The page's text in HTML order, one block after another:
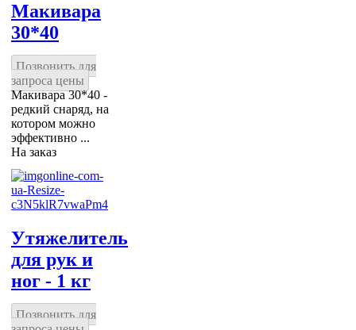
Макивара
30*40
Позвонить для
запроса цены
Макивара 30*40 -
редкий снаряд, на
котором можно
эффективно ...
На заказ
Утяжелитель
для рук и
ног - 1 кг
Позвонить для